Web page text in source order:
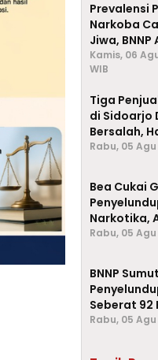
Prevalensi
Narkoba
Jiwa,
P4GN di
Kamis, 06
WIB
Tiga
di Sidoarjo
Bersalah,
Jatuhkan
Rabu, 05 Agu
Bea Cukai
Narkotika,
Negara
Rabu, 05 Agu
BNNP
Seberat 92 Kg
Lues, Aceh.
Rabu, 05 Agu